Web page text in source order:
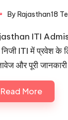
By Rajasthan18
ITI
ITI में प्रवेश के
और पूरी
Read More